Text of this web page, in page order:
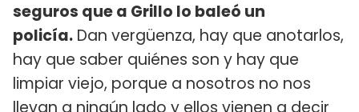
seguros que a Grillo lo baleó un
policía. Dan vergüenza, hay que anotarlos,
hay que saber quiénes son y hay que
limpiar viejo, porque a nosotros no nos